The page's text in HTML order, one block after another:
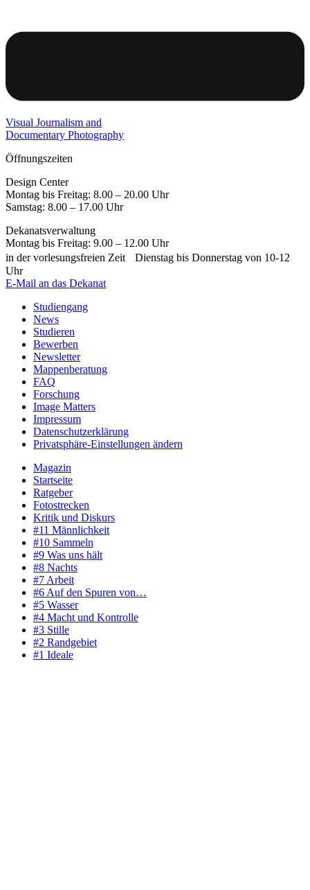
Visual Journalism and
Documentary Photography
Öffnungszeiten
Design Center
Montag bis Freitag: 8.00 – 20.00 Uhr
Samstag: 8.00 – 17.00 Uhr
Dekanatsverwaltung
Montag bis Freitag: 9.00 – 12.00 Uhr
in der vorlesungsfreien Zeit Dienstag bis Donnerstag von 10-12
Uhr
E-Mail an das Dekanat
Studiengang
News
Studieren
Bewerben
Newsletter
Mappenberatung
FAQ
Forschung
Image Matters
Impressum
Datenschutzerklärung
Privatsphäre-Einstellungen ändern
Magazin
Startseite
Ratgeber
Fotostrecken
Kritik und Diskurs
#11 Männlichkeit
#10 Sammeln
#9 Was uns hält
#8 Nachts
#7 Arbeit
#6 Auf den Spuren von…
#5 Wasser
#4 Macht und Kontrolle
#3 Stille
#2 Randgebiet
#1 Ideale